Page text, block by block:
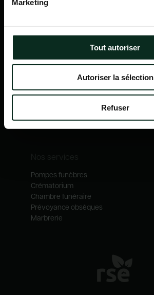
Marketing
Tout autoriser
Autoriser la sélection
Refuser
Itinéraire
Navigation
Qui sommes-nous ?
Notre catalogue
Nos métiers
Pompes funèbres
Crématorium
Chambre funéraire
Prévoyance obsèques
Marbrerie